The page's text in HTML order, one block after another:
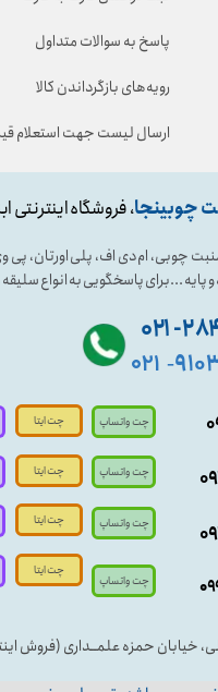
چوبینجا، فروشگاه اینترنتی
منبت چوبی، ام دی اف، پلی
و پایه ...برای پاسخگویی به انواع
خیابان حمزه علمــداری (فروش
-۰۲۱
۰۹
۰۹
چت واتساپ
چت واتساپ
چت واتساپ
چت واتساپ
چت ایتا
چت ایتا
چت ایتا
چت ایتا
پاسخ به سوالات متداول
رویه‌های بازگرداندن کالا
ارسال لیست جهت استعلام